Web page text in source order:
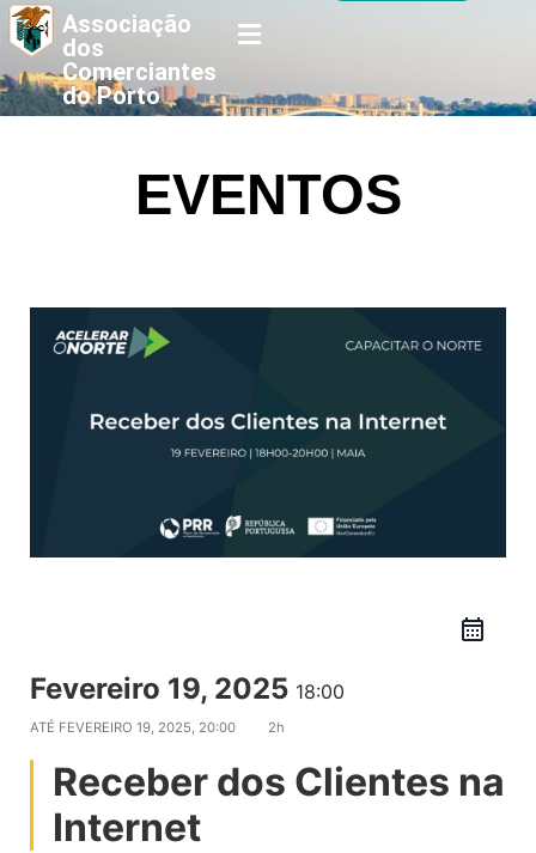
Associação
dos
Comerciantes
do Porto
EVENTOS
Fevereiro 19, 2025 18:00
ATÉ FEVEREIRO 19, 2025, 20:00 2h
Receber dos Clientes na
Internet